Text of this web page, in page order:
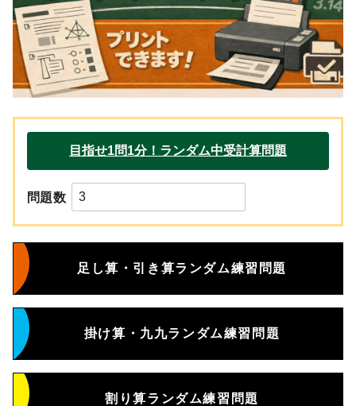
問題数
足し算・引き算ランダム練習問題
掛け算・九九ランダム練習問題
割り算ランダム練習問題